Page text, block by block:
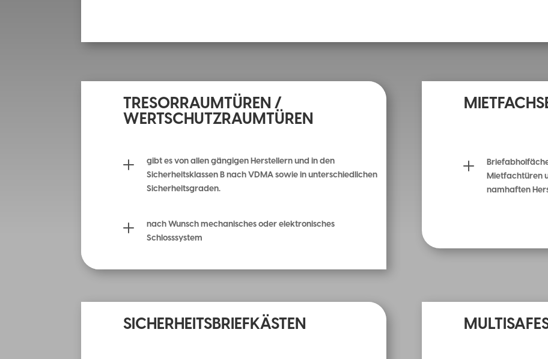
TRESORRAUMTÜREN /
WERTSCHUTZRAUMTÜREN
L
gibt es von allen gängigen Herstellern und in den
Sicherheitsklassen B nach VDMA sowie in unterschiedlichen
Sicherheitsgraden.
L
nach Wunsch mechanisches oder elektronisches
Schlosssystem
L
Mietfachtüren
namhaften
SICHERHEITSBRIEFKÄSTEN